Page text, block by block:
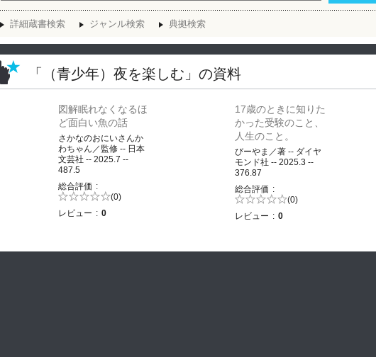
詳細蔵書検索 ジャンル検索 典拠検索
「（青少年）夜を楽しむ」の資料
図解眠れなくなるほ
ど面白い魚の話
さかなのおにいさんか
わちゃん／監修 -- 日本
文芸社 -- 2025.7 --
487.5
総合評価
5段階評価の (0)
レビュー
0
17歳のときに知りた
かった受験のこと、
人生のこと。
びーやま／著 -- ダイヤ
モンド社 -- 2025.3 --
376.87
総合評価
5段階評価の (0)
レビュー
0